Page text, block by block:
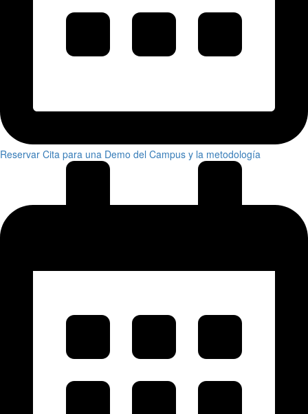
Reservar Cita para una Demo del Campus y la metodología